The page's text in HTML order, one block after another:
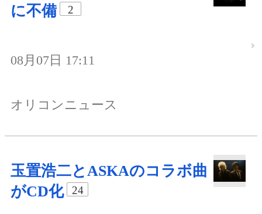
に不備
2
08月07日 17:11
オリコンニュース
玉置浩二とASKAのコラボ曲
がCD化
24